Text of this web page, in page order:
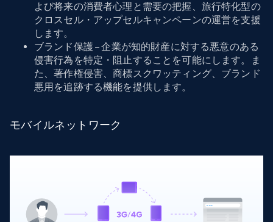
よび将来の消費者心理と需要の把握、旅行特化型の
クロスセル・アップセルキャンペーンの運営を支援
します。
ブランド保護 – 企業が知的財産に対する悪意のある
侵害行為を特定・阻止することを可能にします。ま
た、著作権侵害、商標スクワッティング、ブランド
悪用を追跡する機能を提供します。
モバイルネットワーク